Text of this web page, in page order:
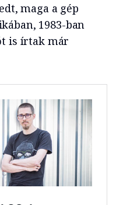
maga a gép
1983-ban
is írtak már